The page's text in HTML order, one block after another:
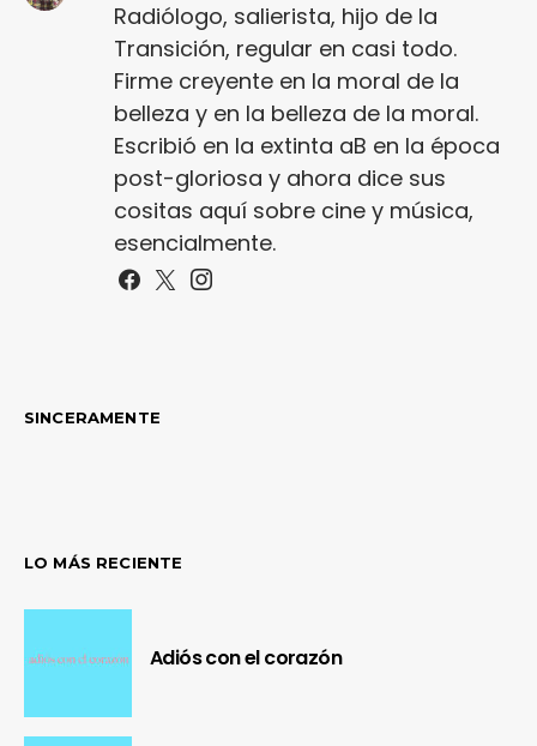
Radiólogo, salierista, hijo de la
Transición, regular en casi todo.
Firme creyente en la moral de la
belleza y en la belleza de la moral.
Escribió en la extinta aB en la época
post-gloriosa y ahora dice sus
cositas aquí sobre cine y música,
esencialmente.
SINCERAMENTE
LO MÁS RECIENTE
Adiós con el corazón